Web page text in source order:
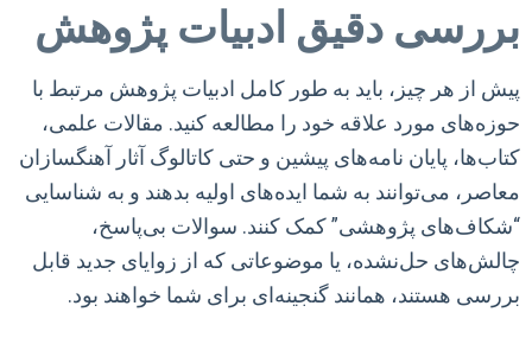
بررسی دقیق ادبیات پژوهش
پیش از هر چیز، باید به طور کامل ادبیات پژوهش مرتبط با
حوزه‌های مورد علاقه خود را مطالعه کنید. مقالات علمی،
کتاب‌ها، پایان نامه‌های پیشین و حتی کاتالوگ آثار آهنگسازان
معاصر، می‌توانند به شما ایده‌های اولیه بدهند و به شناسایی
“شکاف‌های پژوهشی” کمک کنند. سوالات بی‌پاسخ،
چالش‌های حل‌نشده، یا موضوعاتی که از زوایای جدید قابل
بررسی هستند، همانند گنجینه‌ای برای شما خواهند بود.